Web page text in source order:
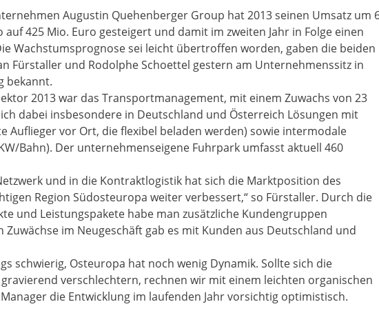
Augustin Quehenberger Group hat 2013 seinen Umsatz um
auf 425 Mio. Euro gesteigert und damit im zweiten Jahr in Folge einen
Wachstumsprognose sei leicht übertroffen worden, gaben die beiden
Fürstaller und Rodolphe Schoettel gestern am Unternehmenssitz in
bekannt.
2013 war das Transportmanagement, mit einem Zuwachs von 23
dabei insbesondere in Deutschland und Österreich Lösungen mit
Auflieger vor Ort, die flexibel beladen werden) sowie intermodale
Bahn). Der unternehmenseigene Fuhrpark umfasst aktuell 460
und in die Kontraktlogistik hat sich die Marktposition des
Region Südosteuropa weiter verbessert,“ so Fürstaller. Durch die
und Leistungspakete habe man zusätzliche Kundengruppen
Zuwächse im Neugeschäft gab es mit Kunden aus Deutschland und
schwierig, Osteuropa hat noch wenig Dynamik. Sollte sich die
verschlechtern, rechnen wir mit einem leichten organischen
die Entwicklung im laufenden Jahr vorsichtig optimistisch.